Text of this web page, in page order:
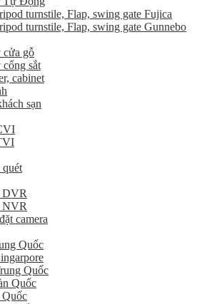
turnstile, Flap, swing gate Fujica
turnstile, Flap, swing gate Gunnebo
cửa gỗ
sắt
cabinet
sạn
quét
DVR
NVR
camera
Quốc
Quốc
Quốc